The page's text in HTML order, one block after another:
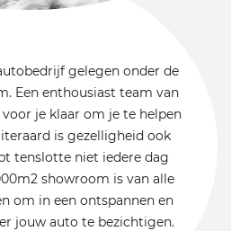
gelegen onder de
Een enthousiast team van
je klaar om je te helpen
is gezelligheid ook
tenslotte niet iedere dag
showroom is van alle
om in een ontspannen en
jouw auto te bezichtigen.